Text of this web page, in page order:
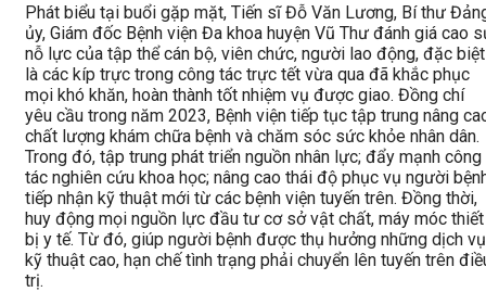
Phát biểu tại buổi gặp mặt, Tiến sĩ Đỗ Văn Lương, Bí thư
ủy, Giám đốc Bệnh viện Đa khoa huyện Vũ Thư đánh giá cao
nỗ lực của tập thể cán bộ, viên chức, người lao động, đặc biệt
là các kíp trực trong công tác trực tết vừa qua đã khắc phục
mọi khó khăn, hoàn thành tốt nhiệm vụ được giao. Đồng chí
yêu cầu trong năm 2023, Bệnh viện tiếp tục tập trung nâng
chất lượng khám chữa bệnh và chăm sóc sức khỏe nhân dân.
Trong đó, tập trung phát triển nguồn nhân lực; đẩy mạnh công
tác nghiên cứu khoa học; nâng cao thái độ phục vụ người
tiếp nhận kỹ thuật mới từ các bệnh viện tuyến trên. Đồng thời,
huy động mọi nguồn lực đầu tư cơ sở vật chất, máy móc thiết
bị y tế. Từ đó, giúp người bệnh được thụ hưởng những dịch vụ
kỹ thuật cao, hạn chế tình trạng phải chuyển lên tuyến trên
trị.